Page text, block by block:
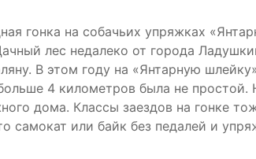
гонка на собачьих упряжках
лес недалеко от города
В этом году на «Янтарную
4 километров была не простой.
дома. Классы заездов на гонке
самокат или байк без педалей и